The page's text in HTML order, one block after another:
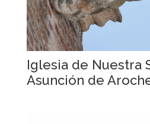
Iglesia de Nuestra
Asunción de